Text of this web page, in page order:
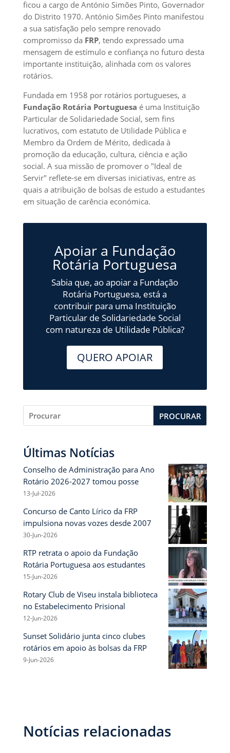
ficou a cargo de António Simões Pinto, Governador
do Distrito 1970. António Simões Pinto manifestou
a sua satisfação pelo sempre renovado
compromisso da FRP, tendo expressado uma
mensagem de estímulo e confiança no futuro desta
importante instituição, alinhada com os valores
rotários.
Fundada em 1958 por rotários portugueses, a
Fundação Rotária Portuguesa é uma Instituição
Particular de Solidariedade Social, sem fins
lucrativos, com estatuto de Utilidade Pública e
Membro da Ordem de Mérito, dedicada à
promoção da educação, cultura, ciência e ação
social. A sua missão de promover o "Ideal de
Servir" reflete-se em diversas iniciativas, entre as
quais a atribuição de bolsas de estudo a estudantes
em situação de carência económica.
Apoiar a Fundação
Rotária Portuguesa
Sabia que, ao apoiar a Fundação
Rotária Portuguesa, está a
contribuir para uma Instituição
Particular de Solidariedade Social
com natureza de Utilidade Pública?
QUERO APOIAR
PROCURAR
Últimas Notícias
Conselho de Administração para Ano
Rotário 2026-2027 tomou posse
13-Jul-2026
Concurso de Canto Lírico da FRP
impulsiona novas vozes desde 2007
30-Jun-2026
RTP retrata o apoio da Fundação
Rotária Portuguesa aos estudantes
15-Jun-2026
Rotary Club de Viseu instala biblioteca
no Estabelecimento Prisional
12-Jun-2026
Sunset Solidário junta cinco clubes
rotários em apoio às bolsas da FRP
9-Jun-2026
Notícias relacionadas